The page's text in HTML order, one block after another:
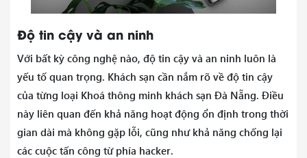
Độ tin cậy và an ninh
Với bất kỳ công nghệ nào, độ tin cậy và an ninh luôn là
yếu tố quan trọng. Khách sạn cần nắm rõ về độ tin cậy
của từng loại Khoá thông minh khách sạn Đà Nẵng. Điều
này liên quan đến khả năng hoạt động ổn định trong thời
gian dài mà không gặp lỗi, cũng như khả năng chống lại
các cuộc tấn công từ phía hacker.